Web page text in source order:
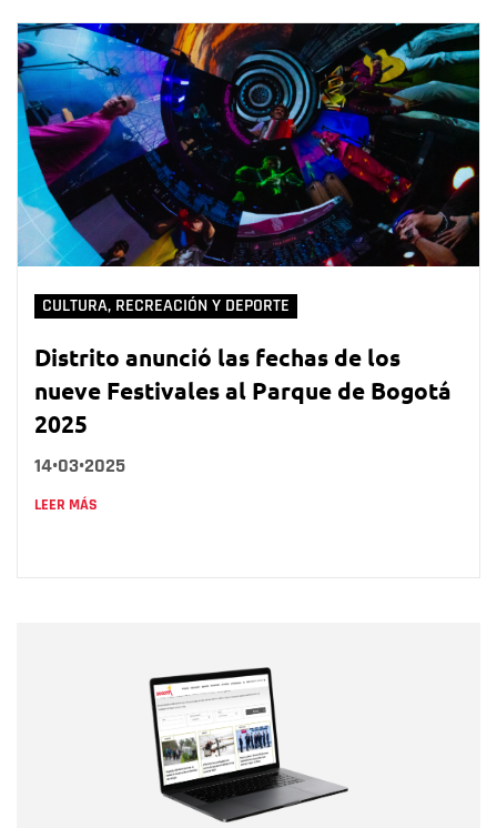
CULTURA, RECREACIÓN Y DEPORTE
Distrito anunció las fechas de los
nueve Festivales al Parque de Bogotá
2025
14•03•2025
LEER MÁS
Correo electrónico
Tipo de comentario